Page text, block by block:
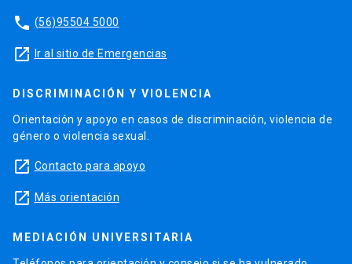
phone (56)95504 5000
launch Ir al sitio de Emergencias
DISCRIMINACIÓN Y VIOLENCIA
Orientación y apoyo en casos de discriminación, violencia de
género o violencia sexual.
launch Contacto para apoyo
launch Más orientación
MEDIACIÓN UNIVERSITARIA